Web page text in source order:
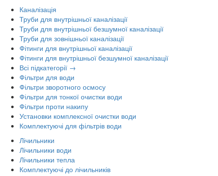
Каналізація
Труби для внутрішньої каналізації
Труби для внутрішньої безшумної каналізації
Труби для зовнішньої каналізації
Фітинги для внутрішньої каналізації
Фітинги для внутрішньої безшумної каналізації
Всі підкатегорії →
Фільтри для води
Фільтри зворотного осмосу
Фільтри для тонкої очистки води
Фільтри проти накипу
Установки комплексної очистки води
Комплектуючі для фільтрів води
Лічильники
Лічильники води
Лічильники тепла
Комплектуючі до лічильників